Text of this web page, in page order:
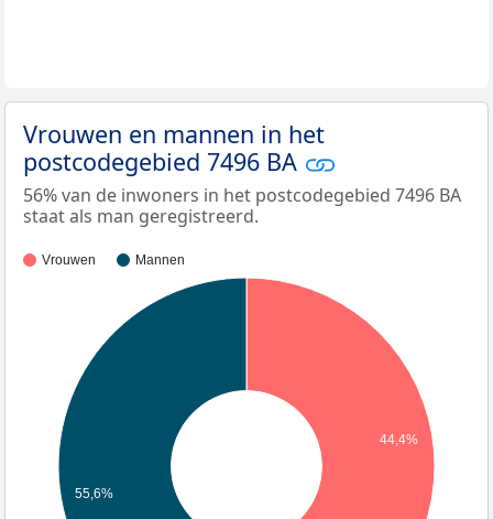
Vrouwen en mannen in het
postcodegebied 7496 BA
56% van de inwoners in het postcodegebied 7496 BA
staat als man geregistreerd.
Vrouwen Mannen
44,4%
55,6%